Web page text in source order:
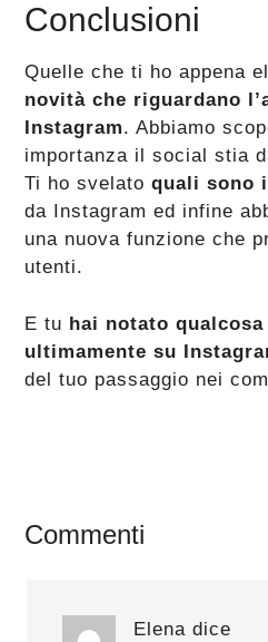
Conclusioni
Quelle che ti ho appena
novità che riguardano
Instagram. Abbiamo
importanza il social stia
Ti ho svelato quali sono
da Instagram ed infine
una nuova funzione che
utenti.
E tu hai notato
ultimamente su
del tuo passaggio nei
Interazioni
lettore
Commenti
Elena dice